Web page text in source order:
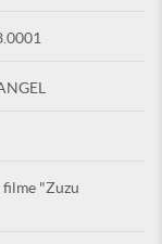
"Zuzu